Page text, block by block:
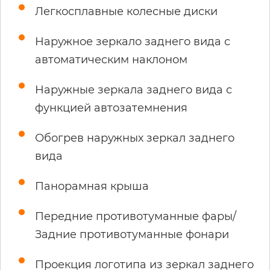
Легкосплавные колесные диски
Наружное зеркало заднего вида с
автоматическим наклоном
Наружные зеркала заднего вида с
функцией автозатемнения
Обогрев наружных зеркал заднего
вида
Панорамная крыша
Передние противотуманные фары/
Задние противотуманные фонари
Проекция логотипа из зеркал заднего